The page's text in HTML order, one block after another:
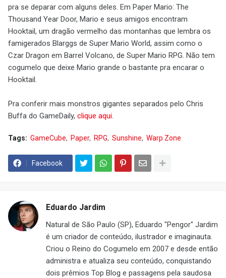
pra se deparar com alguns deles. Em Paper Mario: The
Thousand Year Door, Mario e seus amigos encontram
Hooktail, um dragão vermelho das montanhas que lembra os
famigerados Blarggs de Super Mario World, assim como o
Czar Dragon em Barrel Volcano, de Super Mario RPG. Não tem
cogumelo que deixe Mario grande o bastante pra encarar o
Hooktail.
Pra conferir mais monstros gigantes separados pelo Chris
Buffa do GameDaily, clique aqui.
Tags: GameCube Paper RPG Sunshine Warp Zone
Facebook
Eduardo Jardim
Natural de São Paulo (SP), Eduardo "Pengor" Jardim
é um criador de conteúdo, ilustrador e imaginauta.
Criou o Reino do Cogumelo em 2007 e desde então
administra e atualiza seu conteúdo, conquistando
dois prêmios Top Blog e passagens pela saudosa